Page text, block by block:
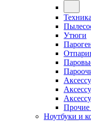
Утюги
Прочие
Ноутбуки и